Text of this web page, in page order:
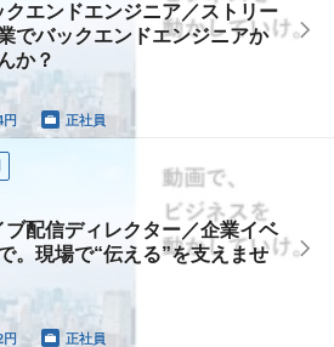
クエンドエンジニア／ストリー
でバックエンドエンジニアか
か？
正社員
ブ配信ディレクター／企業イベ
。現場で“伝える”を支えませ
正社員